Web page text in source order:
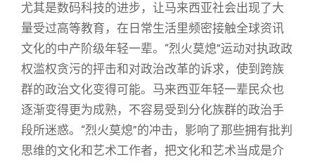
尤其是数码科技的进步，让马来西亚社会出现了大
量受过高等教育，在日常生活里频密接触全球资讯
文化的中产阶级年轻一辈。“烈火莫熄”运动对执政政
权滥权贪污的抨击和对政治改革的诉求，使到跨族
群的政治文化变得可能。马来西亚年轻一辈民众也
逐渐变得更为成熟，不容易受到分化族群的政治手
段所迷惑。“烈火莫熄”的冲击，影响了那些拥有批判
思维的文化和艺术工作者，把文化和艺术当成是介